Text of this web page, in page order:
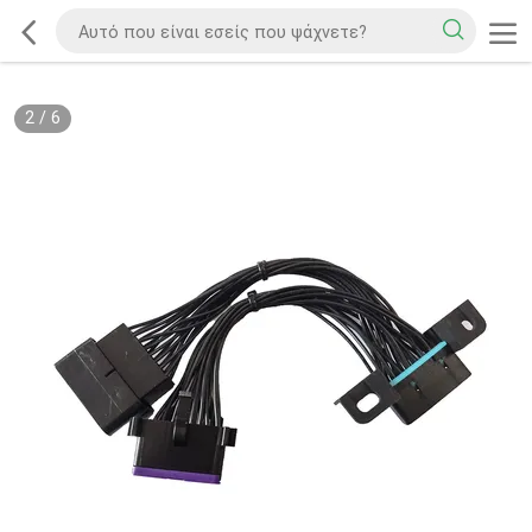
2/ 6